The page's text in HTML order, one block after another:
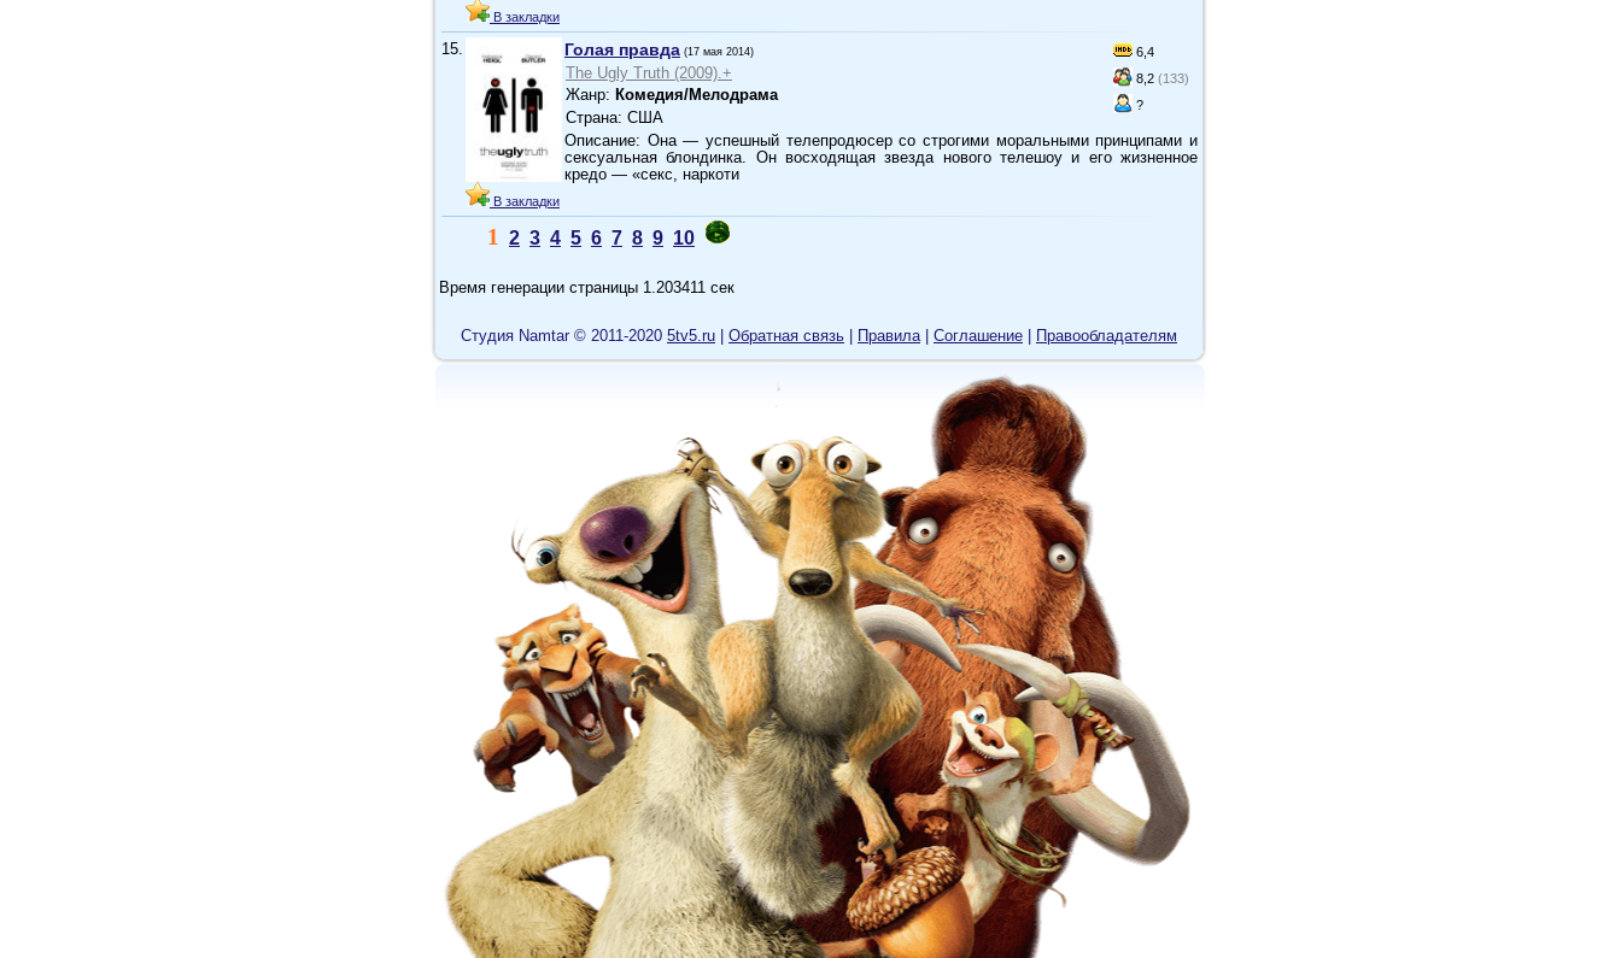
В закладки
15.
В закладки
6,4
8,2 (133)
?
Голая правда (17 мая 2014)
The Ugly Truth (2009).+
Жанр: Комедия/Мелодрама
Страна: США
Описание: Она — успешный телепродюсер со строгими моральными принципами и
сексуальная блондинка. Он восходящая звезда нового телешоу и его жизненное
кредо — «секс, наркоти
1 2 3 4 5 6 7 8 9 10
Время генерации страницы 1.203411 сек
Cтудия Namtar © 2011-2020 5tv5.ru Обратная связь Правила| Cоглашение Правообладателям